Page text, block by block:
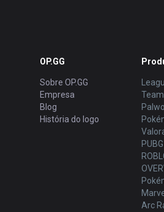
OP.GG
Sobre OP.GG
Empresa
Blog
História do logo
PUBG
Arc